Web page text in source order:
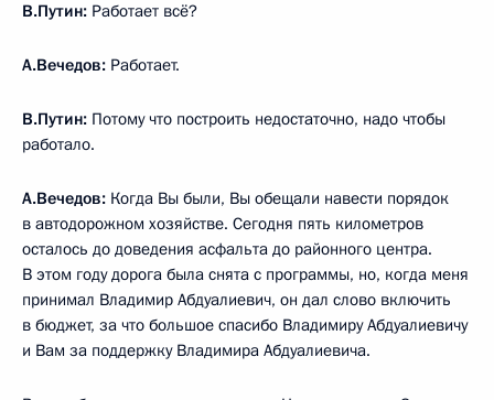
В.Путин: Работает всё?
А.Вечедов: Работает.
В.Путин: Потому что построить недостаточно, надо чтобы
работало.
А.Вечедов: Когда Вы были, Вы обещали навести порядок
в автодорожном хозяйстве. Сегодня пять километров
осталось до доведения асфальта до районного центра.
В этом году дорога была снята с программы, но, когда меня
принимал Владимир Абдуалиевич, он дал слово включить
в бюджет, за что большое спасибо Владимиру Абдуалиевичу
и Вам за поддержку Владимира Абдуалиевича.